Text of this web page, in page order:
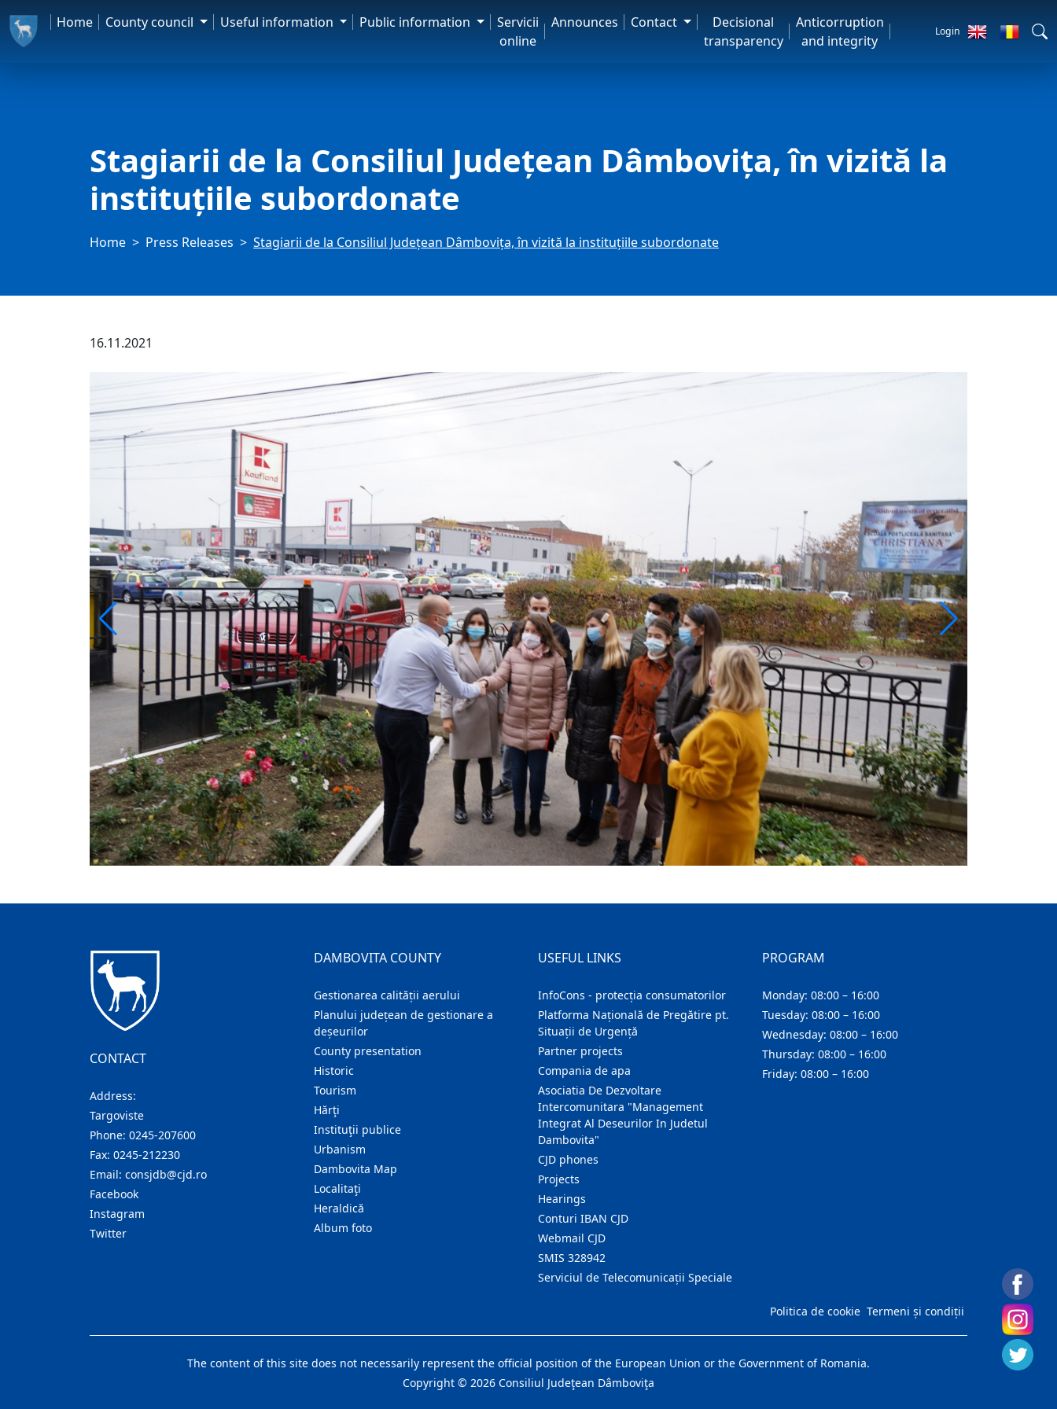
Home County council Useful information Public information
Servicii
online
Announces Contact
Decisional
transparency
Anticorruption
and integrity
Login
Stagiarii de la Consiliul Județean Dâmbovița, în vizită la
instituțiile subordonate
Home Press Releases Stagiarii de la Consiliul Județean Dâmbovița, în vizită la instituțiile subordonate
16.11.2021
CONTACT
Address:
Targoviste
Phone: 0245-207600
Fax: 0245-212230
Email: consjdb@cjd.ro
Facebook
Instagram
Twitter
DAMBOVITA COUNTY
Gestionarea calității aerului
Planului județean de gestionare a
deșeurilor
County presentation
Historic
Tourism
Hărţi
Instituţii publice
Urbanism
Dambovita Map
Localitaţi
Heraldică
Album foto
USEFUL LINKS
InfoCons - protecția consumatorilor
Platforma Națională de Pregătire pt.
Situații de Urgență
Partner projects
Compania de apa
Asociatia De Dezvoltare
Intercomunitara "Management
Integrat Al Deseurilor In Judetul
Dambovita"
CJD phones
Projects
Hearings
Conturi IBAN CJD
Webmail CJD
SMIS 328942
Serviciul de Telecomunicații Speciale
PROGRAM
Monday: 08:00 – 16:00
Tuesday: 08:00 – 16:00
Wednesday: 08:00 – 16:00
Thursday: 08:00 – 16:00
Friday: 08:00 – 16:00
Politica de cookie Termeni și condiții
The content of this site does not necessarily represent the official position of the European Union or the Government of Romania.
Copyright © 2026 Consiliul Judeţean Dâmboviţa